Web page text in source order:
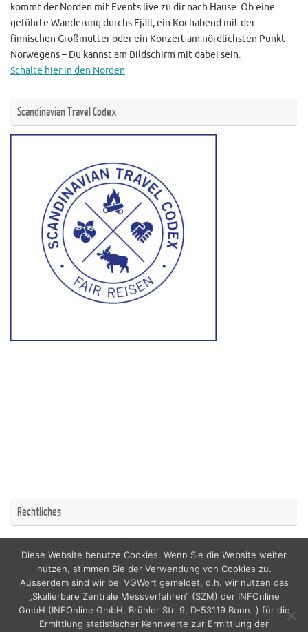
kommt der Norden mit Events live zu dir nach Hause. Ob eine
geführte Wanderung durchs Fjäll, ein Kochabend mit der
finnischen Großmutter oder ein Konzert am nördlichsten Punkt
Norwegens – Du kannst am Bildschirm mit dabei sein.
Schalte hier in den Norden
Scandinavian Travel Codex
Rechtliches
Impressum Datenschutzerklärung
copyright by nordicfamily
Diese Website benutze Cookies. Wenn Sie die Website weiter
nutzen, stimmen Sie der Verwendung von Cookies zu.
Ausserdem sind wir bei VGWort gemeldet, d.h. wir nutzen das
„Skalierbare Zentrale Messverfahren“ (SZM) der INFOnline
GmbH (INFOnline GmbH, Brühler Str. 9, D-53119 Bonn. ) für die
Ermittlung statistischer Kennwerte zur Ermittlung der